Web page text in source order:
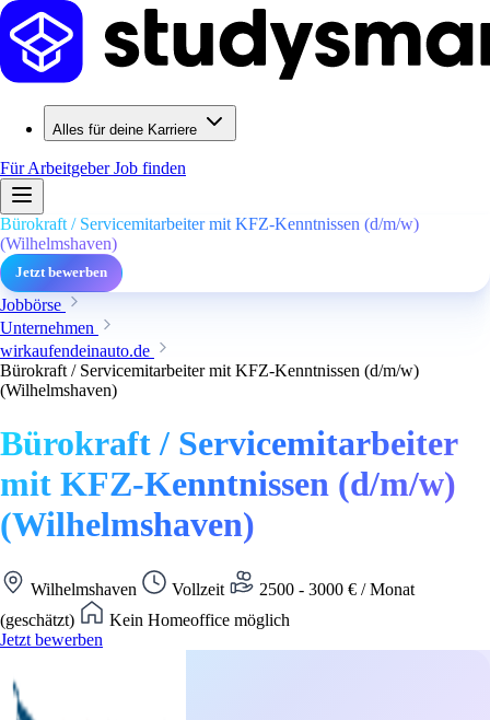
Alles für deine Karriere
Für ArbeitgeberJob finden
Bürokraft / Servicemitarbeiter mit KFZ-Kenntnissen (d/m/w)
(Wilhelmshaven)
Jetzt bewerben
Jobbörse
Unternehmen
wirkaufendeinauto.de
Bürokraft / Servicemitarbeiter mit KFZ-Kenntnissen (d/m/w)
(Wilhelmshaven)
Bürokraft / Servicemitarbeiter
mit KFZ-Kenntnissen (d/m/w)
(Wilhelmshaven)
Wilhelmshaven Vollzeit
2500 - 3000 € / Monat
(geschätzt)
Kein Homeoffice möglich
Jetzt bewerben